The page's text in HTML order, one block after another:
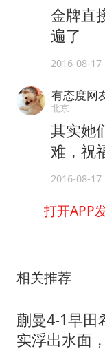
金牌直
遍了
2016-08-17
有态度网
北京
其实她
难，祝
2016-08-17
打开APP
相关推荐
蒯曼4-1早田
实浮出水面